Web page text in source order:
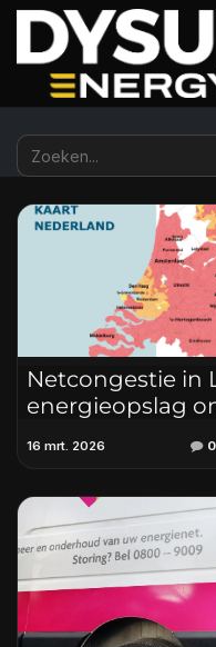
Overslaan naar inhoud
Netcongestie in
energieopslag
16 mrt. 2026 0